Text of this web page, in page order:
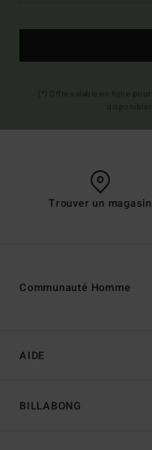
Trouver un magasin
AIDE
BILLABONG
Communauté Homme